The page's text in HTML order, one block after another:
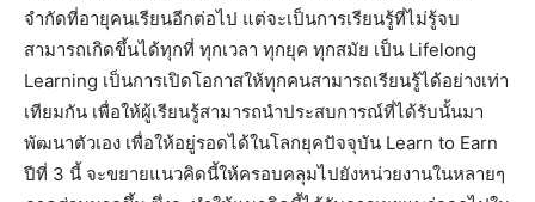
จำกัดที่อายุคนเรียนอีกต่อไป แต่จะเป็นการเรียนรู้ที่ไม่รู้จบ
สามารถเกิดขึ้นได้ทุกที่ ทุกเวลา ทุกยุค ทุกสมัย เป็น Lifelong
Learning เป็นการเปิดโอกาสให้ทุกคนสามารถเรียนรู้ได้อย่างเท่า
เทียมกัน เพื่อให้ผู้เรียนรู้สามารถนำประสบการณ์ที่ได้รับนั้นมา
พัฒนาตัวเอง เพื่อให้อยู่รอดได้ในโลกยุคปัจจุบัน Learn to Earn
ปีที่ 3 นี้ จะขยายแนวคิดนี้ให้ครอบคลุมไปยังหน่วยงานในหลายๆ